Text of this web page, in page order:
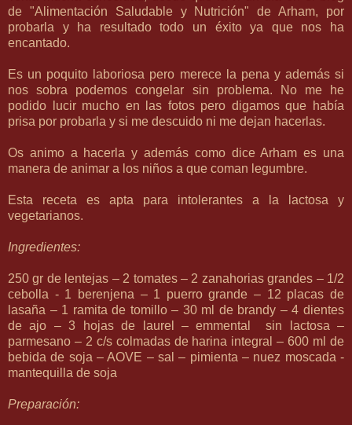
de "Alimentación Saludable y Nutrición" de Arham, por
probarla y ha resultado todo un éxito ya que nos ha
encantado.
Es un poquito laboriosa pero merece la pena y además si
nos sobra podemos congelar sin problema. No me he
podido lucir mucho en las fotos pero digamos que había
prisa por probarla y si me descuido ni me dejan hacerlas.
Os animo a hacerla y además como dice Arham es una
manera de animar a los niños a que coman legumbre.
Esta receta es apta para intolerantes a la lactosa y
vegetarianos.
Ingredientes:
250 gr de lentejas – 2 tomates – 2 zanahorias grandes – 1/2
cebolla - 1 berenjena – 1 puerro grande – 12 placas de
lasaña – 1 ramita de tomillo – 30 ml de brandy – 4 dientes
de ajo – 3 hojas de laurel – emmental sin lactosa –
parmesano – 2 c/s colmadas de harina integral – 600 ml de
bebida de soja – AOVE – sal – pimienta – nuez moscada -
mantequilla de soja
Preparación: